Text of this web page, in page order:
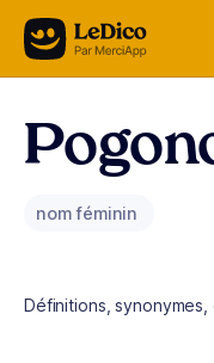
Aller au contenu
nom féminin
Définitions,